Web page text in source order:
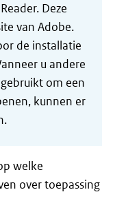
Deze
van Adobe.
de installatie
u andere
om een
kunnen er
welke
over toepassing